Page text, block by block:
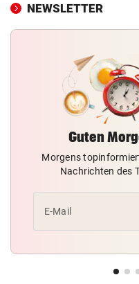
NEWSLETTER
Guten
Morgens
Nachrichten des
E-Mail